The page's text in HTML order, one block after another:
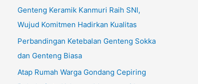
u
n
:
Genteng Keramik Kanmuri Raih SNI,
Wujud Komitmen Hadirkan Kualitas
Perbandingan Ketebalan Genteng Sokka
dan Genteng Biasa
Atap Rumah Warga Gondang Cepiring